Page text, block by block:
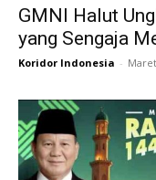
GMNI Halut
yang Sengaja
Koridor Indonesia -